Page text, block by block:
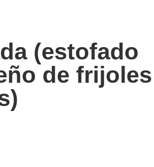
(estofado
de frijoles